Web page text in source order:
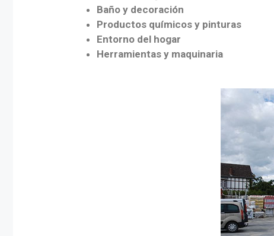
Baño y decoración
Productos químicos y pinturas
Entorno del hogar
Herramientas y maquinaria